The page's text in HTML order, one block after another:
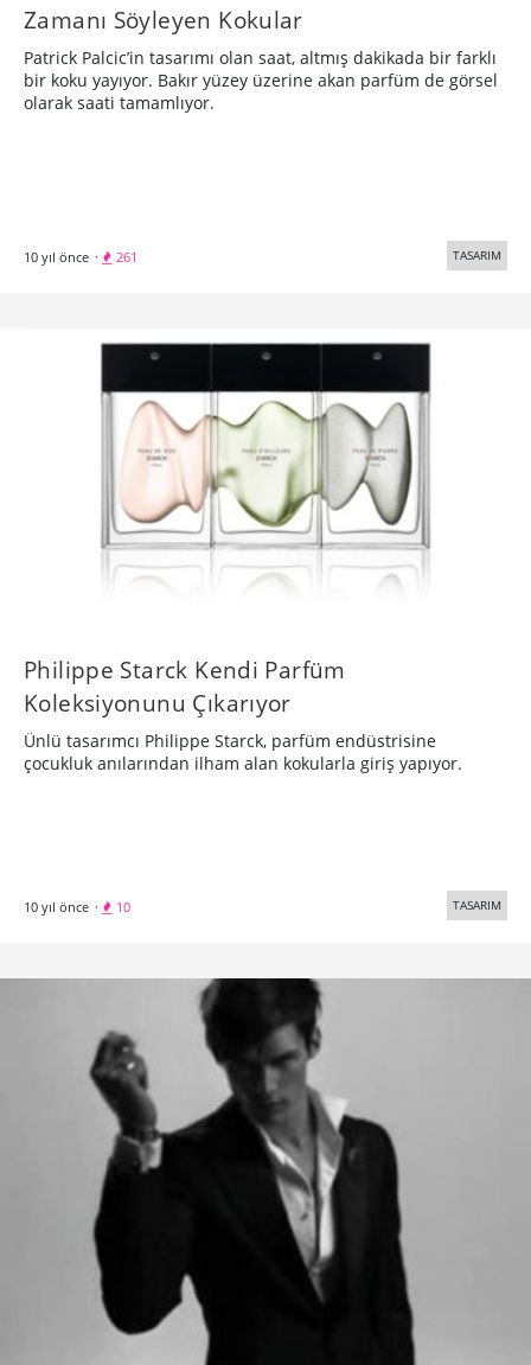
Zamanı Söyleyen Kokular
Patrick Palcic’in tasarımı olan saat, altmış dakikada bir farklı
bir koku yayıyor. Bakır yüzey üzerine akan parfüm de görsel
olarak saati tamamlıyor.
10 yıl önce · 261 TASARIM
Philippe Starck Kendi Parfüm
Koleksiyonunu Çıkarıyor
Ünlü tasarımcı Philippe Starck, parfüm endüstrisine
çocukluk anılarından ilham alan kokularla giriş yapıyor.
10 yıl önce · 10 TASARIM